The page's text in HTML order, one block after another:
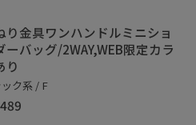
)をタップすると
ます⭐︎
商品、
り金具ワンハンドルミニショ
ーバッグ/2WAY,WEB限定カラ
り
ク系 / F